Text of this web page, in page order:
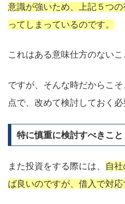
意識が強いため、上記５つ
ってしまっているのです。
これはある意味仕方のないこ
ですが、そんな時だからこ
点で、改めて検討しておく必
特に慎重に検討すべきこと
また投資をする際には、 自
ば良いのですが、借入で対